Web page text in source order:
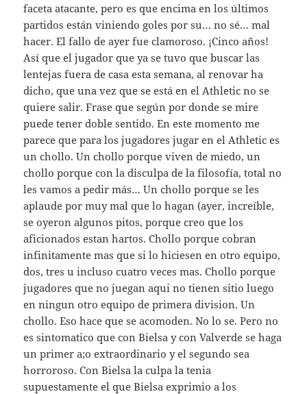
faceta atacante, pero es que encima en los últimos
partidos están viniendo goles por su… no sé… mal
hacer. El fallo de ayer fue clamoroso. ¡Cinco años!
Así que el jugador que ya se tuvo que buscar las
lentejas fuera de casa esta semana, al renovar ha
dicho, que una vez que se está en el Athletic no se
quiere salir. Frase que según por donde se mire
puede tener doble sentido. En este momento me
parece que para los jugadores jugar en el Athletic es
un chollo. Un chollo porque viven de miedo, un
chollo porque con la disculpa de la filosofía, total no
les vamos a pedir más… Un chollo porque se les
aplaude por muy mal que lo hagan (ayer, increíble,
se oyeron algunos pitos, porque creo que los
aficionados estan hartos. Chollo porque cobran
infinitamente mas que si lo hiciesen en otro equipo,
dos, tres u incluso cuatro veces mas. Chollo porque
jugadores que no juegan aqui no tienen sitio luego
en ningun otro equipo de primera division. Un
chollo. Eso hace que se acomoden. No lo se. Pero no
es sintomatico que con Bielsa y con Valverde se haga
un primer a;o extraordinario y el segundo sea
horroroso. Con Bielsa la culpa la tenia
supuestamente el que Bielsa exprimio a los